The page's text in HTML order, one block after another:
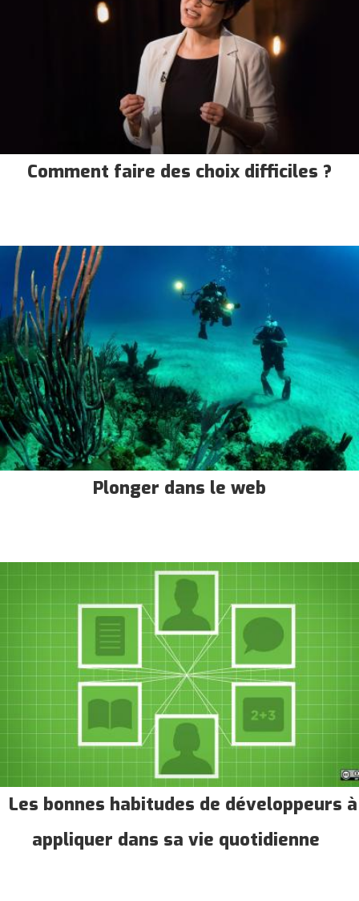
Comment faire des choix difficiles ?
Plonger dans le web
Les bonnes habitudes de développeurs à
appliquer dans sa vie quotidienne